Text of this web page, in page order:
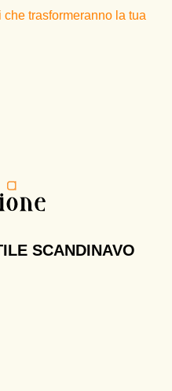
trasformeranno la tua
SCANDINAVO